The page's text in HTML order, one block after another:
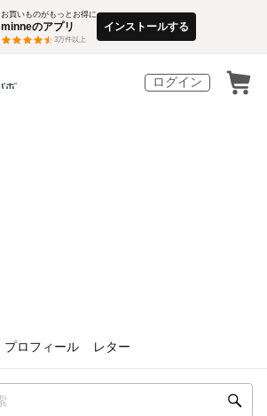
お買いものがもっとお得に
minneのアプリ
3万件以上
インストールする
ログイン
プロフィール レター